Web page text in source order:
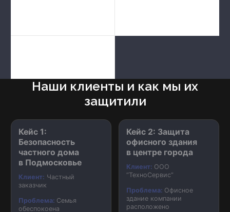
Наши клиенты и как мы их
защитили
Кейс 1:
Безопасность
частного дома
в Подмосковье
Клиент: Частный
заказчик
Проблема: Семья
обеспокоена
Кейс 2: Защита
офисного здания
в центре города
Клиент: ООО
“ТехноСервис”
Проблема: Офисное
здание компании
расположено